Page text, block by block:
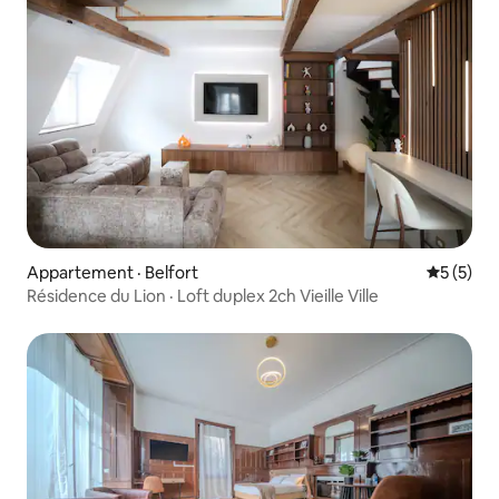
Appartement · Belfort Note
5 (5)
Résidence du Lion · Loft duplex 2ch Vieille Ville